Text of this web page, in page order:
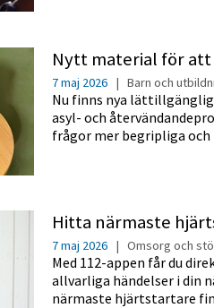
Nytt material för att
7 maj 2026 | Barn och
Nu finns nya
asyl- och
frågor mer begripliga
Hitta närmaste
7 maj 2026 | Omsorg och
Med 112-appen får du
allvarliga händelser i din
närmaste hjärtstartare